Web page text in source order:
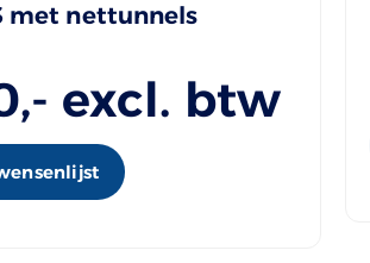
met nettunnels
,- excl. btw